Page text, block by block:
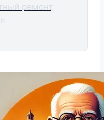
ремонт,